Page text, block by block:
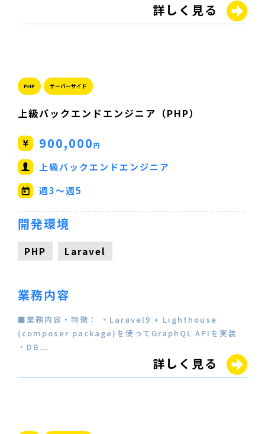
詳しく見る
PHP サーバーサイド
上級バックエンドエンジニア（PHP）
900,000円
上級バックエンドエンジニア
週3～週5
開発環境
PHP Laravel
業務内容
■業務内容・特徴： ・Laravel9 + Lighthouse
(composer package)を使ってGraphQL APIを実装
・DB…
詳しく見る